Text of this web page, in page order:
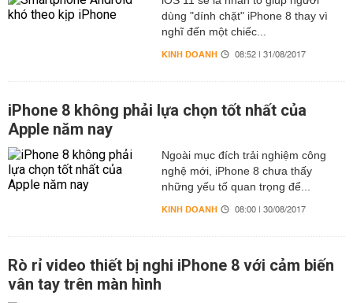
dùng "dính chặt" iPhone 8 thay vì
nghĩ đến một chiếc...
KINH DOANH 08:52 | 31/08/2017
iPhone 8 không phải lựa chọn tốt nhất của
Apple năm nay
Ngoài mục đích trải nghiệm công
nghệ mới, iPhone 8 chưa thấy
những yếu tố quan trọng để...
KINH DOANH 08:00 | 30/08/2017
Rò rỉ video thiết bị nghi iPhone 8 với cảm biến
vân tay trên màn hình